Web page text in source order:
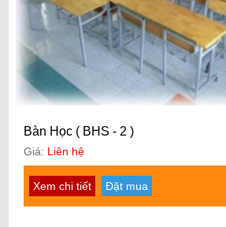
Bàn Học ( BHS - 2 )
Giá: Liên hệ
Xem chi tiết Đặt mua